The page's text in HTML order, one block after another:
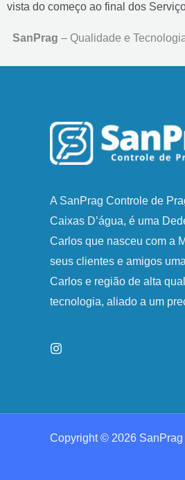
vista do começo ao final dos
SanPrag – Qualidade e
A SanPrag Controle de
Caixas D’água, é uma
Carlos que nasceu com a
seus clientes e amigos
Carlos e região de alta
tecnologia, aliado a um
Copyright © 2026